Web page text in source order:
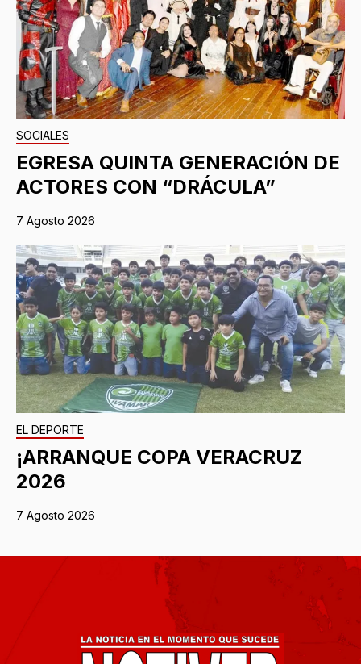
SOCIALES
EGRESA QUINTA GENERACIÓN DE
ACTORES CON “DRÁCULA”
7 Agosto 2026
EL DEPORTE
¡ARRANQUE COPA VERACRUZ
2026
7 Agosto 2026